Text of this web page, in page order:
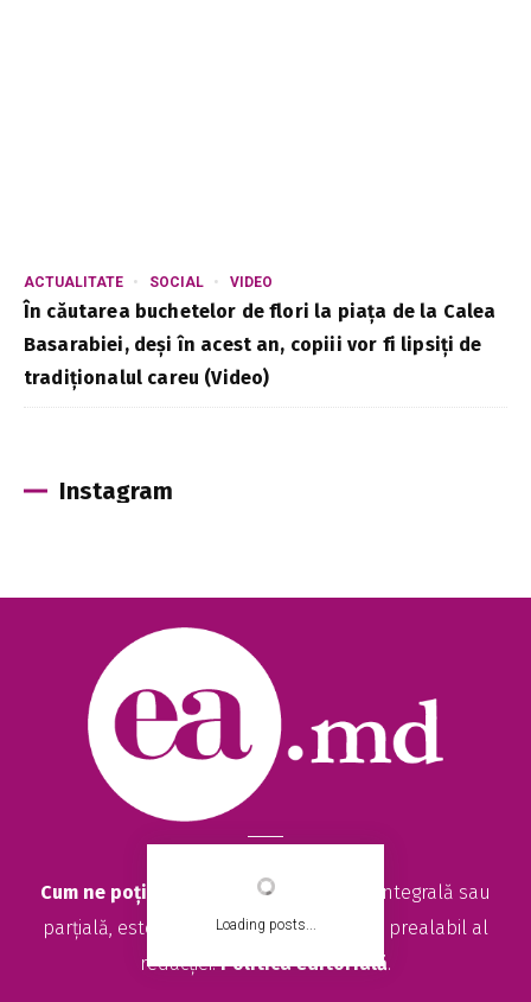
Loading posts...
ACTUALITATE SOCIAL VIDEO
În căutarea buchetelor de flori la piața de la Calea
Basarabiei, deși în acest an, copiii vor fi lipsiți de
tradiționalul careu (Video)
Instagram
Cum ne poți ajuta?
Orice reproducere, integrală sau
parțială, este posibilă numai cu acordul prealabil al
redacției.Politica editorială.